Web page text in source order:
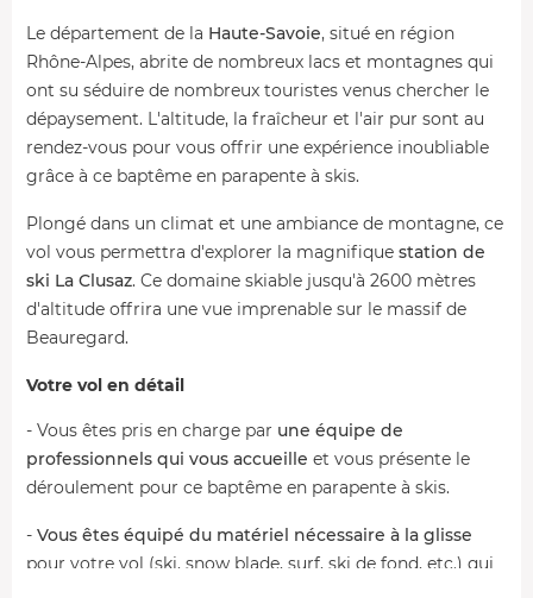
Le département de la Haute-Savoie, situé en région
Rhône-Alpes, abrite de nombreux lacs et montagnes qui
ont su séduire de nombreux touristes venus chercher le
dépaysement. L'altitude, la fraîcheur et l'air pur sont au
rendez-vous pour vous offrir une expérience inoubliable
grâce à ce baptême en parapente à skis.
Plongé dans un climat et une ambiance de montagne, ce
vol vous permettra d'explorer la magnifique station de
ski La Clusaz. Ce domaine skiable jusqu'à 2600 mètres
d'altitude offrira une vue imprenable sur le massif de
Beauregard.
Votre vol en détail
- Vous êtes pris en charge par une équipe de
professionnels qui vous accueille et vous présente le
déroulement pour ce baptême en parapente à skis.
- Vous êtes équipé du matériel nécessaire à la glisse
pour votre vol (ski, snow blade, surf, ski de fond, etc.) qui